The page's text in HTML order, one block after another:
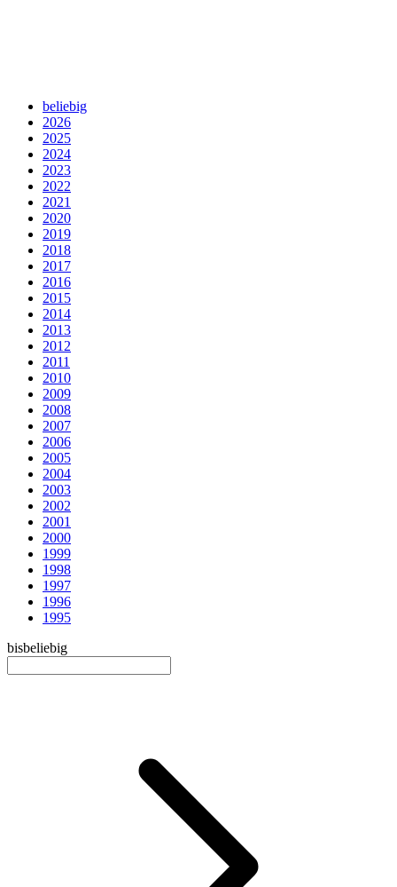
beliebig
2026
2025
2024
2023
2022
2021
2020
2019
2018
2017
2016
2015
2014
2013
2012
2011
2010
2009
2008
2007
2006
2005
2004
2003
2002
2001
2000
1999
1998
1997
1996
1995
bisbeliebig